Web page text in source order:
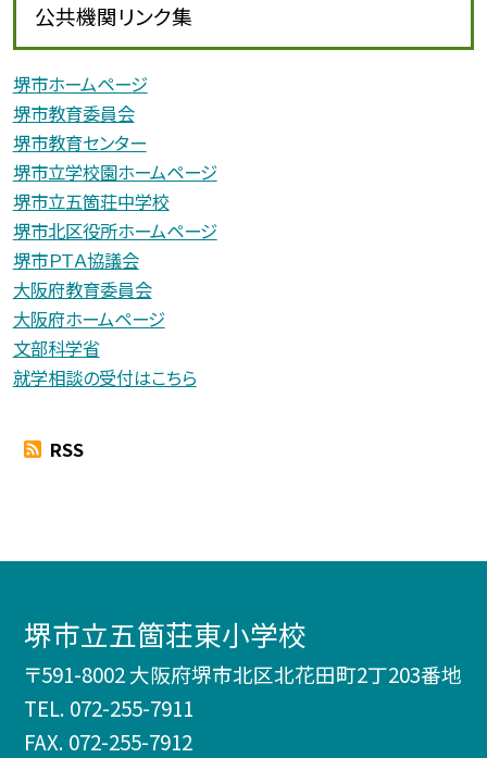
公共機関リンク集
堺市ホームページ
堺市教育委員会
堺市教育センター
堺市立学校園ホームページ
堺市立五箇荘中学校
堺市北区役所ホームページ
堺市ＰＴＡ協議会
大阪府教育委員会
大阪府ホームページ
文部科学省
就学相談の受付はこちら
RSS
堺市立五箇荘東小学校
〒591-8002 大阪府堺市北区北花田町2丁203番地
TEL. 072-255-7911
FAX. 072-255-7912